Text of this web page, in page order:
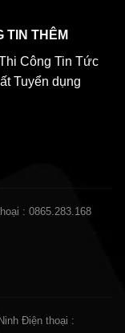
TIN THÊM
Công Tin Tức
Tuyển dụng
: 0865.283.168
Điện thoại :